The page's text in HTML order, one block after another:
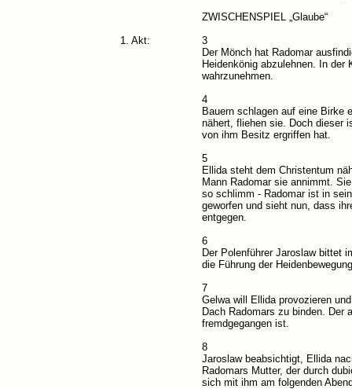
ZWISCHENSPIEL „Glaube“
1. Akt:
3
Der Mönch hat Radomar
Heidenkönig abzulehnen. In
wahrzunehmen.
4
Bauern schlagen auf eine Birke
nähert, fliehen sie. Doch dieser
von ihm Besitz ergriffen hat.
5
Ellida steht dem Christentum
Mann Radomar sie annimmt.
so schlimm - Radomar ist in
geworfen und sieht nun, dass
entgegen.
6
Der Polenführer Jaroslaw bittet
die Führung der
7
Gelwa will Ellida provozieren
Dach Radomars zu binden.
fremdgegangen ist.
8
Jaroslaw beabsichtigt, Ellida
Radomars Mutter, der durch
sich mit ihm am folgenden